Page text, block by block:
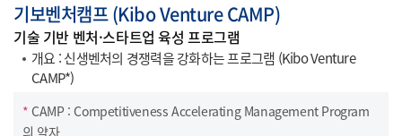
기보벤처캠프 (Kibo Venture CAMP)
기술 기반 벤처·스타트업 육성 프로그램
개요 : 신생벤처의 경쟁력을 강화하는 프로그램 (Kibo Venture
CAMP*)
* CAMP : Competitiveness Accelerating Management Program
의 약자